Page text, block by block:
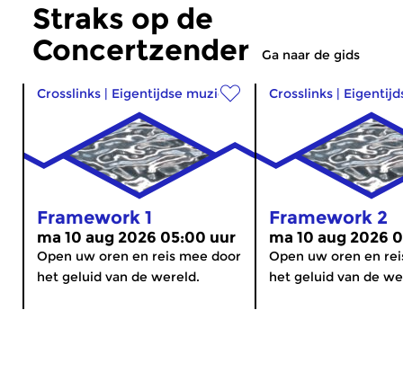
Straks op de
Concertzender
Ga naar de gids
Crosslinks | Eigentijdse muziek
Framework 1
ma 10 aug 2026 05:00 uur
Open uw oren en reis mee door
het geluid van de wereld.
Crosslinks |
Framework 2
ma 10 aug 2026
Open uw oren en
het geluid van de